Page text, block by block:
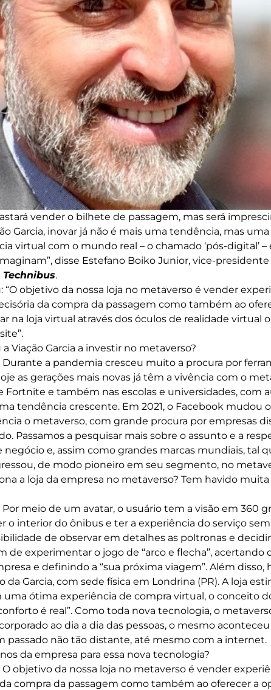
vender o bilhete de passagem, mas será
Garcia, inovar já não é mais uma tendência, mas
virtual com o mundo real – o chamado ‘pós-digital’ –
disse Estefano Boiko Junior, vice-presidente
Technibus.
objetivo da nossa loja no metaverso é vender
da compra da passagem como também ao
na loja virtual através dos óculos de realidade virtual
Viação Garcia a investir no metaverso?
Durante a pandemia cresceu muito a procura por
as gerações mais novas já têm a vivência com o
Fortnite e também nas escolas e universidades, com
tendência crescente. Em 2021, o Facebook mudou
o metaverso, com grande procura por empresas
Passamos a pesquisar mais sobre o assunto e a
negócio e, assim como grandes marcas mundiais, tal
de modo pioneiro em seu segmento, no
a loja da empresa no metaverso? Tem havido
Por meio de um avatar, o usuário tem a visão em 360
o interior do ônibus e ter a experiência do serviço
de observar em detalhes as poltronas e
de experimentar o jogo de “arco e flecha”, acertando
e definindo a “sua próxima viagem”. Além disso,
Garcia, com sede física em Londrina (PR). A loja
ótima experiência de compra virtual, o conceito
é real”. Como toda nova tecnologia, o
ao dia a dia das pessoas, o mesmo
passado não tão distante, até mesmo com a internet.
da empresa para essa nova tecnologia?
O objetivo da nossa loja no metaverso é vender
compra da passagem como também ao oferecer a